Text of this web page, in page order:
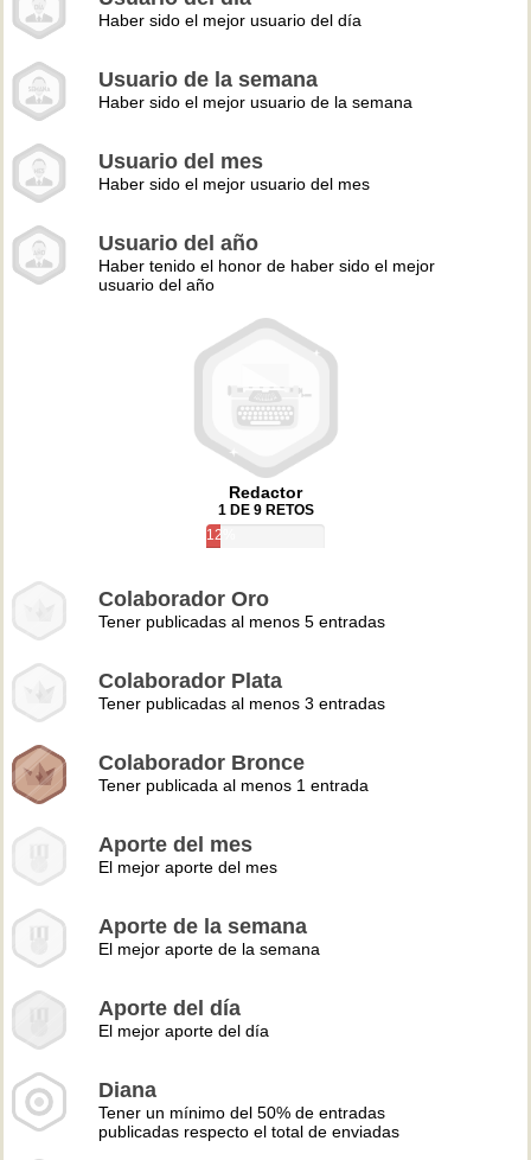
Haber sido el mejor usuario del día
Usuario de la semana
Haber sido el mejor usuario de la semana
Usuario del mes
Haber sido el mejor usuario del mes
Usuario del año
Haber tenido el honor de haber sido el mejor
usuario del año
Redactor
1 DE 9 RETOS
12%
Colaborador Oro
Tener publicadas al menos 5 entradas
Colaborador Plata
Tener publicadas al menos 3 entradas
Colaborador Bronce
Tener publicada al menos 1 entrada
Aporte del mes
El mejor aporte del mes
Aporte de la semana
El mejor aporte de la semana
Aporte del día
El mejor aporte del día
Diana
Tener un mínimo del 50% de entradas
publicadas respecto el total de enviadas